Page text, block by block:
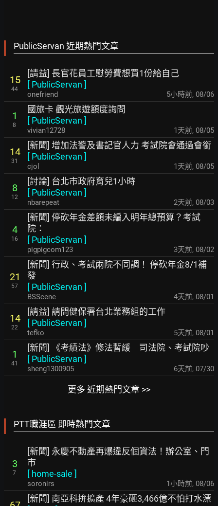
PublicServan 近期熱門文章
15
44
[請益] 長官花員工慰勞費想買1份給自己
[ PublicServan ]
onefriend 5小時前, 08/06
1
8
國旅卡 觀光旅遊額度詢問
[ PublicServan ]
vivian12728 1天前, 08/05
14
31
[新聞] 增加法警及書記官人力 考試院會通過會銜
[ PublicServan ]
cjol 1天前, 08/05
8
12
[討論] 台北市政府育兒1小時
[ PublicServan ]
nbarepeat 2天前, 08/03
4
16
[新聞] 停砍年金差額未編入明年總預算？考試
院：
[ PublicServan ]
pigpigcom123 3天前, 08/02
21
57
[新聞] 行政、考試兩院不同調！ 停砍年金8/1補
發
[ PublicServan ]
BSScene 4天前, 08/01
14
22
[請益] 請問健保署台北業務組的工作
[ PublicServan ]
tefko 5天前, 08/01
1
41
[新聞] 《考績法》修法暫緩 司法院、考試院吵
[ PublicServan ]
sheng1300905 6天前, 07/30
更多 近期熱門文章 >>
PTT職涯區 即時熱門文章
3
7
[新聞] 永慶不動產再爆違反個資法！辦公室、門
市
[ home-sale ]
soronirs 1小時前, 08/06
[新聞] 南亞科拚擴產 4年豪砸3,466億不怕打水漂